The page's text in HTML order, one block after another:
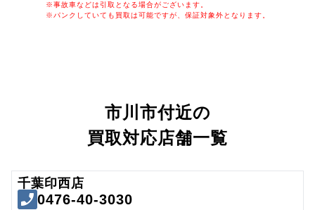
※事故車などは引取となる場合がございます。
※パンクしていても買取は可能ですが、保証対象外となります。
市川市付近の
買取対応店舗一覧
千葉印西店
0476-40-3030